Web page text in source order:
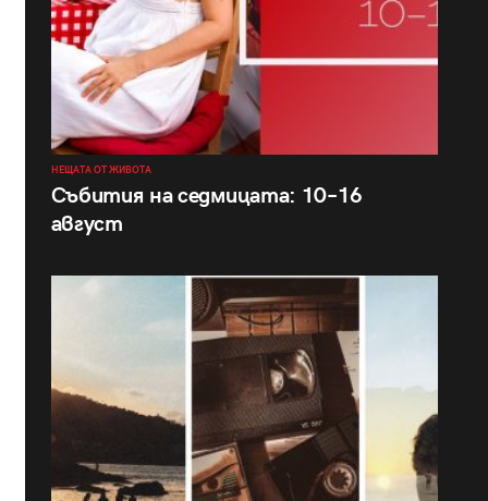
НЕЩАТА ОТ ЖИВОТА
Събития на седмицата: 10–16
август